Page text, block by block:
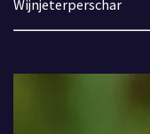
Wijnjeterperschar